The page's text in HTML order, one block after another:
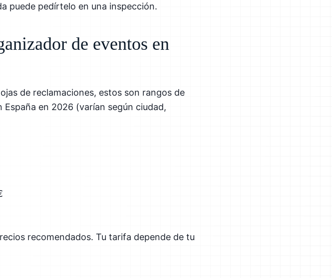
puede pedírtelo en una inspección.
de eventos en
de reclamaciones, estos son rangos de
en 2026 (varían según ciudad,
recomendados. Tu tarifa depende de tu